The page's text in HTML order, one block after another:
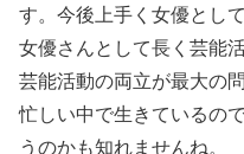
す。今後上手く女優とし
女優さんとして長く芸能
芸能活動の両立が最大の
忙しい中で生きているの
うのかも知れませんね。